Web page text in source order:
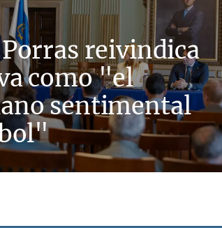
reivindica
como "el
sentimental